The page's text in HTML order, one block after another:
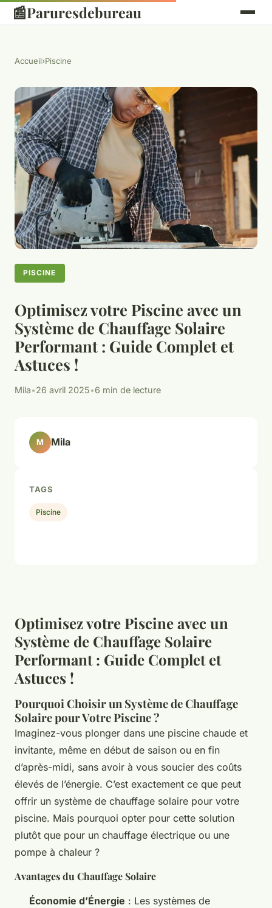
📰Paruresdebureau
Accueil›Piscine
PISCINE
Optimisez votre Piscine avec un
Système de Chauffage Solaire
Performant : Guide Complet et
Astuces !
Mila•26 avril 2025•6 min de lecture
Optimisez votre Piscine avec un
Système de Chauffage Solaire
Performant : Guide Complet et
Astuces !
Pourquoi Choisir un Système de Chauffage
Solaire pour Votre Piscine ?
Imaginez-vous plonger dans une piscine chaude et
invitante, même en début de saison ou en fin
d’après-midi, sans avoir à vous soucier des coûts
élevés de l’énergie. C’est exactement ce que peut
offrir un système de chauffage solaire pour votre
piscine. Mais pourquoi opter pour cette solution
plutôt que pour un chauffage électrique ou une
pompe à chaleur ?
Avantages du Chauffage Solaire
Économie d’Énergie : Les systèmes de
M Mila
TAGS
Piscine